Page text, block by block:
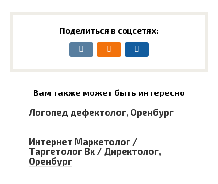
Поделиться в соцсетях:
Вам также может быть интересно
Логопед дефектолог, Оренбург
Интернет Маркетолог /
Таргетолог Вк / Директолог,
Оренбург